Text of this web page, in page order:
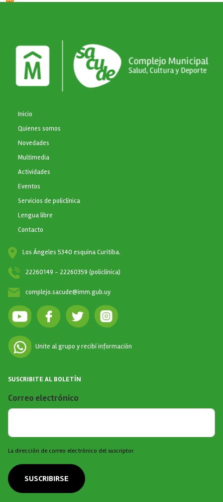
NAVEGACIÓN PRINCIPAL
Inicio
Quienes somos
Novedades
Multimedia
Actividades
Eventos
Servicios de policlínica
Lengua libre
Contacto
Los Ángeles 5340 esquina Curitiba.
22260149 - 22260359 (policlínica)
complejo.sacude@imm.gub.uy
Unite al grupo y recibí información
SUSCRIBITE AL BOLETÍN
Correo electrónico
La dirección de correo electrónico del suscriptor.
SUSCRIBIRSE